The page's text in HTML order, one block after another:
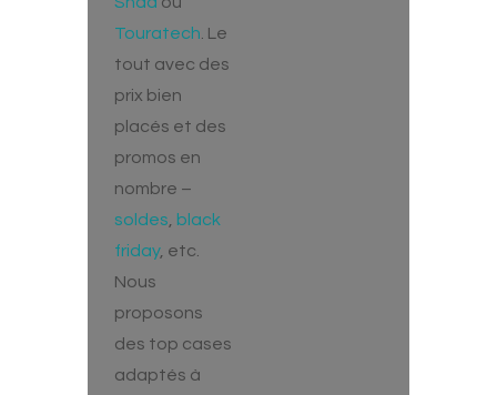
Touratech . Le
tout avec des
prix bien
placés et des
promos en
nombre –
soldes
black
friday, etc.
Nous
proposons
des top cases
adaptés à